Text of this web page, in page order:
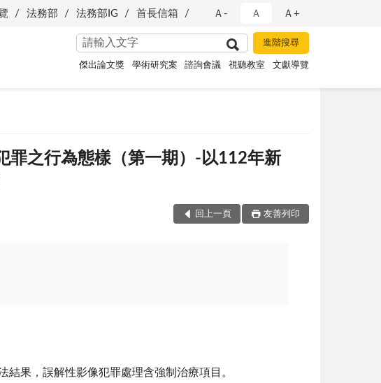
法務部 法務部IG 首長信箱 Ａ- Ａ Ａ+
傑出論文獎 學術研究案 諮詢會議 視聽教室 文獻導覽
罪之行為態樣（第一期）-以112年新
回上一頁 友善列印
果，誤解性影像犯罪處理含強制治療項目。